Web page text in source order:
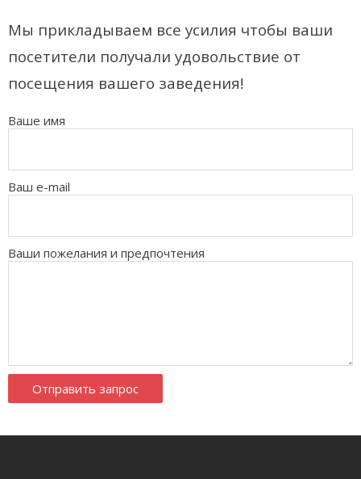
Мы прикладываем все усилия чтобы ваши
посетители получали удовольствие от
посещения вашего заведения!
Ваше имя
Ваш e-mail
Ваши пожелания и предпочтения